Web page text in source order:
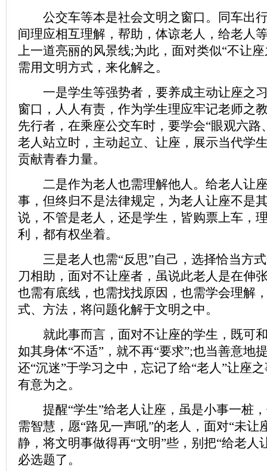
公交车等本是社会文明之窗口。同车出
间理应相互理解，帮助，体谅老人，给老人
上一道亮丽的风景线;为此，面对类似“不让
需用文明方式，来化解之。
一是学生等强势者，要养成主动让座之
窗口，人人有责，作为学生理应牢记老师之
先行者，在乘座公交车时，要学会“眼观六路
老人站立时，主动起立、让座，展示当代学
贡献青春力量。
二是作为老人也需理解他人。给老人让
事，但终归不是法律规定，为老人让座不是
说，不管是老人，还是学生，皆购票上车，
利，都有权坐着。
三是老人也需“反思”自己，选择恰当方式
刀相助，面对不让座者，虽说此老人是在伸
也需有底线，也需找找原因，也需学会理解
式、方法，将问题化解于文明之中。
就此事而言，面对不让座的学生，既可
如其身体“不适”，就不再“要求”;也当善意地
还“沉迷”于学习之中，忘记了给“老人”让座
有意为之。
提醒“学生”给老人让座，虽是小事一桩，
需智慧，愿“路见一声吼”的老人，面对“未让
静，将文明事做得再“文明”些，别把“给老人
必选题了。